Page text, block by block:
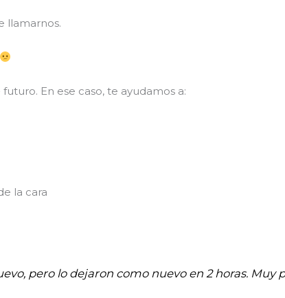
llamarnos.
En ese caso, te ayudamos a:
la cara
pero lo dejaron como nuevo en 2 horas. Muy